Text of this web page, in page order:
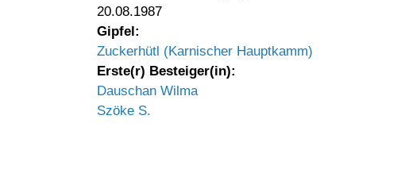
20.08.1987
Gipfel:
Zuckerhütl (Karnischer Hauptkamm)
Erste(r) Besteiger(in):
Dauschan Wilma
Szöke S.